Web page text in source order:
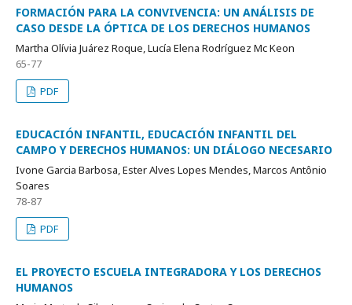
FORMACIÓN PARA LA CONVIVENCIA: UN ANÁLISIS DE
CASO DESDE LA ÓPTICA DE LOS DERECHOS HUMANOS
Martha Olívia Juárez Roque, Lucía Elena Rodríguez Mc Keon
65-77
PDF
EDUCACIÓN INFANTIL, EDUCACIÓN INFANTIL DEL
CAMPO Y DERECHOS HUMANOS: UN DIÁLOGO NECESARIO
Ivone Garcia Barbosa, Ester Alves Lopes Mendes, Marcos Antônio
Soares
78-87
PDF
EL PROYECTO ESCUELA INTEGRADORA Y LOS DERECHOS
HUMANOS